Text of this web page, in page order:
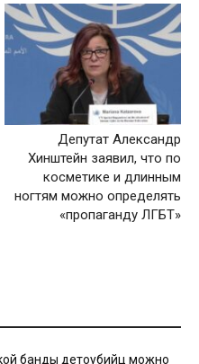
Депутат Александр
Хинштейн заявил, что по
косметике и длинным
ногтям можно определять
«пропаганду ЛГБТ»
банды детоубийц можно